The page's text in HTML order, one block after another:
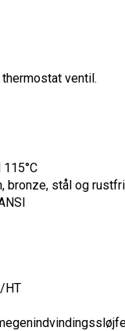
ventil.
bronze, stål og
HT